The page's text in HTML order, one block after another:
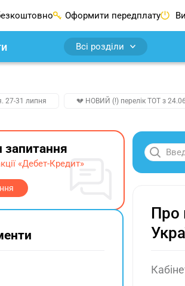
Оформити передплату
Всі розділи
27-31 липня 💔 НОВИЙ (!) перелік ТОТ з
Про
запитання
«Дебет-Кредит»